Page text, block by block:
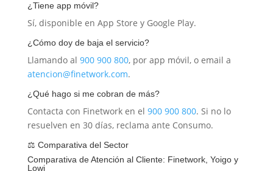
¿Tiene app móvil?
Sí, disponible en App Store y Google Play.
¿Cómo doy de baja el servicio?
Llamando al 900 900 800, por app móvil, o email a
atencion@finetwork.com.
¿Qué hago si me cobran de más?
Contacta con Finetwork en el 900 900 800. Si no lo
resuelven en 30 días, reclama ante Consumo.
⚖️ Comparativa del Sector
Comparativa de Atención al Cliente: Finetwork, Yoigo y
Lowi